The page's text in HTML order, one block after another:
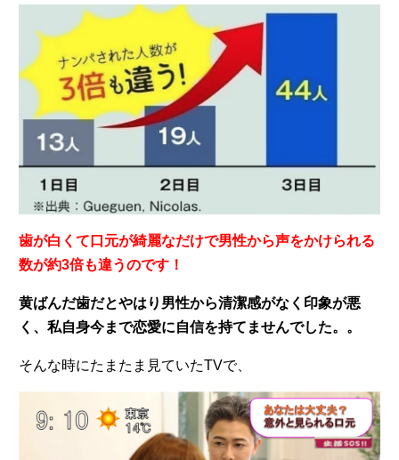
歯が白くて口元が綺麗なだけで男性から声をかけられる
数が約3倍も違うのです！
黄ばんだ歯だとやはり男性から清潔感がなく印象が悪
く、私自身今まで恋愛に自信を持てませんでした。。
そんな時にたまたま見ていたTVで、